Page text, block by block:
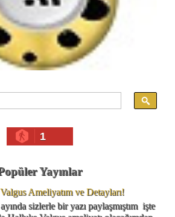
1
Yayınlar
Ameliyatım ve Detayları!
sizlerle bir yazı paylaşmıştım işte